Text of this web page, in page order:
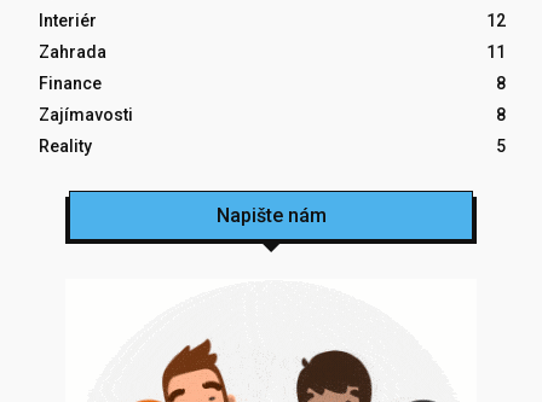
Interiér
12
Zahrada
11
Finance
8
Zajímavosti
8
Reality
5
Napište nám